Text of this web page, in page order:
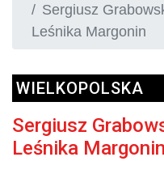
Sergiusz
Leśnika Margonin
WIELKOPOLSKA
Sergiusz
Leśnika Margonin